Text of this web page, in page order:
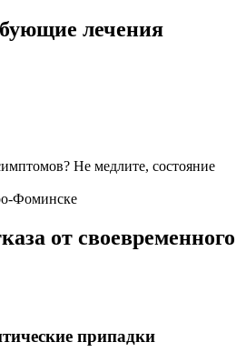
лечения
Не медлите, состояние
Фоминске
от своевременного
припадки